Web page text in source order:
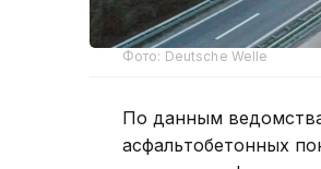
Фото: Deutsche Welle
По данным
асфальтобетонных